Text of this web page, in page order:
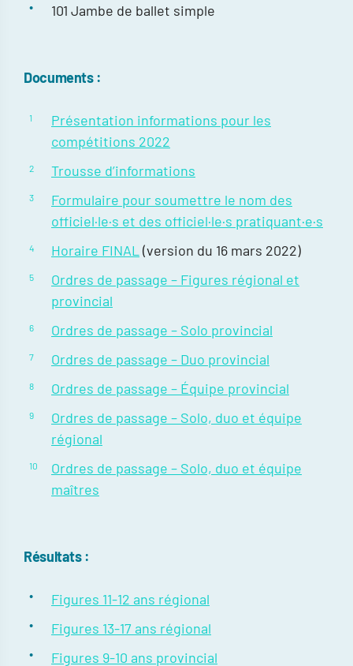
101 Jambe de ballet simple
Documents :
Présentation informations pour les
compétitions 2022
Trousse d’informations
Formulaire pour soumettre le nom des
officiel·le·s et des officiel·le·s pratiquant·e·s
Horaire FINAL (version du 16 mars 2022)
Ordres de passage – Figures régional et
provincial
Ordres de passage – Solo provincial
Ordres de passage – Duo provincial
Ordres de passage – Équipe provincial
Ordres de passage – Solo, duo et équipe
régional
Ordres de passage – Solo, duo et équipe
maîtres
Résultats :
Figures 11-12 ans régional
Figures 13-17 ans régional
Figures 9-10 ans provincial